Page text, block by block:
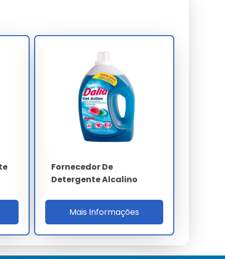
Fornecedor De
Detergente Alcalino
Mais Informações